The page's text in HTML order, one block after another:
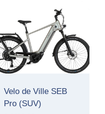
Velo de Ville SEB
Pro (SUV)